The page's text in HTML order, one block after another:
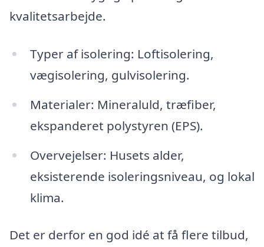
kvalitetsarbejde.
Typer af isolering: Loftisolering,
vægisolering, gulvisolering.
Materialer: Mineraluld, træfiber,
ekspanderet polystyren (EPS).
Overvejelser: Husets alder,
eksisterende isoleringsniveau, og lokal
klima.
Det er derfor en god idé at få flere tilbud,